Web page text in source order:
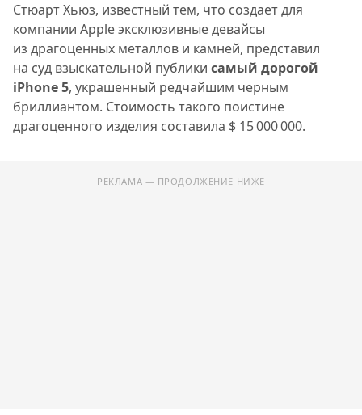
Стюарт Хьюз, известный тем, что создает для
компании Apple эксклюзивные девайсы
из драгоценных металлов и камней, представил
на суд взыскательной публики самый дорогой
iPhone 5, украшенный редчайшим черным
бриллиантом. Стоимость такого поистине
драгоценного изделия составила $ 15 000 000.
РЕКЛАМА — ПРОДОЛЖЕНИЕ НИЖЕ